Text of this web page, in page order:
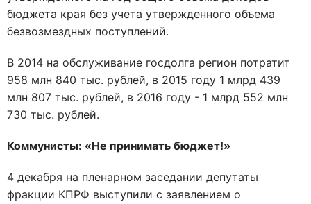
бюджета края без учета утвержденного объема
безвозмездных поступлений.
В 2014 на обслуживание госдолга регион потратит
958 млн 840 тыс. рублей, в 2015 году 1 млрд 439
млн 807 тыс. рублей, в 2016 году - 1 млрд 552 млн
730 тыс. рублей.
Коммунисты: «Не принимать бюджет!»
4 декабря на пленарном заседании депутаты
фракции КПРФ выступили с заявлением о